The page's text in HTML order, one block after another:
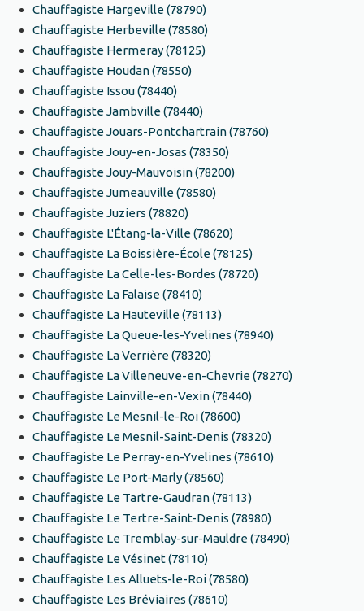
Chauffagiste Hargeville (78790)
Chauffagiste Herbeville (78580)
Chauffagiste Hermeray (78125)
Chauffagiste Houdan (78550)
Chauffagiste Issou (78440)
Chauffagiste Jambville (78440)
Chauffagiste Jouars-Pontchartrain (78760)
Chauffagiste Jouy-en-Josas (78350)
Chauffagiste Jouy-Mauvoisin (78200)
Chauffagiste Jumeauville (78580)
Chauffagiste Juziers (78820)
Chauffagiste L'Étang-la-Ville (78620)
Chauffagiste La Boissière-École (78125)
Chauffagiste La Celle-les-Bordes (78720)
Chauffagiste La Falaise (78410)
Chauffagiste La Hauteville (78113)
Chauffagiste La Queue-les-Yvelines (78940)
Chauffagiste La Verrière (78320)
Chauffagiste La Villeneuve-en-Chevrie (78270)
Chauffagiste Lainville-en-Vexin (78440)
Chauffagiste Le Mesnil-le-Roi (78600)
Chauffagiste Le Mesnil-Saint-Denis (78320)
Chauffagiste Le Perray-en-Yvelines (78610)
Chauffagiste Le Port-Marly (78560)
Chauffagiste Le Tartre-Gaudran (78113)
Chauffagiste Le Tertre-Saint-Denis (78980)
Chauffagiste Le Tremblay-sur-Mauldre (78490)
Chauffagiste Le Vésinet (78110)
Chauffagiste Les Alluets-le-Roi (78580)
Chauffagiste Les Bréviaires (78610)